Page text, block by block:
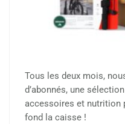
Tous les deux mois,
d’abonnés, une
accessoires et nutrition
fond la caisse !